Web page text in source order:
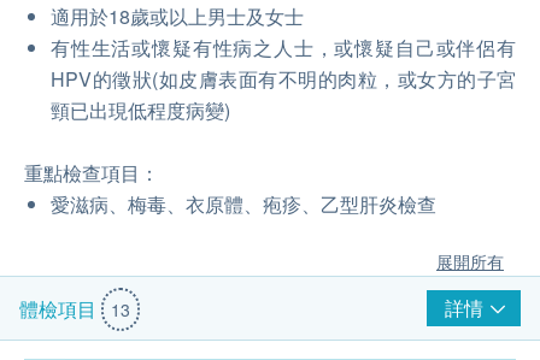
適用於18歲或以上男士及女士
有性生活或懷疑有性病之人士，或懷疑自己或伴侶有
HPV的徵狀(如皮膚表面有不明的肉粒，或女方的子宮
頸已出現低程度病變)
重點檢查項目：
愛滋病、梅毒、衣原體、疱疹、乙型肝炎檢查
展開所有
體檢項目 13 詳情